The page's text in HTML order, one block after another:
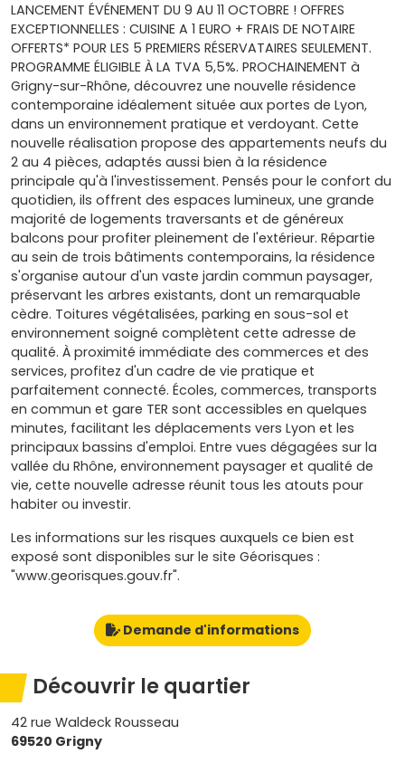
LANCEMENT ÉVÉNEMENT DU 9 AU 11 OCTOBRE ! OFFRES
EXCEPTIONNELLES : CUISINE A 1 EURO + FRAIS DE NOTAIRE
OFFERTS* POUR LES 5 PREMIERS RÉSERVATAIRES SEULEMENT.
PROGRAMME ÉLIGIBLE À LA TVA 5,5%. PROCHAINEMENT à
Grigny-sur-Rhône, découvrez une nouvelle résidence
contemporaine idéalement située aux portes de Lyon,
dans un environnement pratique et verdoyant. Cette
nouvelle réalisation propose des appartements neufs du
2 au 4 pièces, adaptés aussi bien à la résidence
principale qu'à l'investissement. Pensés pour le confort du
quotidien, ils offrent des espaces lumineux, une grande
majorité de logements traversants et de généreux
balcons pour profiter pleinement de l'extérieur. Répartie
au sein de trois bâtiments contemporains, la résidence
s'organise autour d'un vaste jardin commun paysager,
préservant les arbres existants, dont un remarquable
cèdre. Toitures végétalisées, parking en sous-sol et
environnement soigné complètent cette adresse de
qualité. À proximité immédiate des commerces et des
services, profitez d'un cadre de vie pratique et
parfaitement connecté. Écoles, commerces, transports
en commun et gare TER sont accessibles en quelques
minutes, facilitant les déplacements vers Lyon et les
principaux bassins d'emploi. Entre vues dégagées sur la
vallée du Rhône, environnement paysager et qualité de
vie, cette nouvelle adresse réunit tous les atouts pour
habiter ou investir.
Les informations sur les risques auxquels ce bien est
exposé sont disponibles sur le site Géorisques :
"www.georisques.gouv.fr".
Demande d'informations
Découvrir le quartier
42 rue Waldeck Rousseau
69520 Grigny